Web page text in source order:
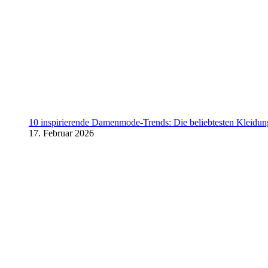
10 inspirierende Damenmode-Trends: Die beliebtesten
17. Februar 2026